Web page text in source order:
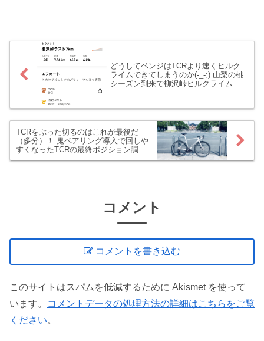
どうしてベンジはTCRより速くヒルク
ライムできてしまうのか(-_-;) 山梨の桃
シーズン到来で柳沢峠ヒルクライムの
TCRをぶった切るのはこれが最後だ
（多分）！ 鬼ベアリング導入で回しや
すくなったTCRの最終ポジション調整
を実施します(｀･ω･´)
コメント
コメントを書き込む
このサイトはスパムを低減するために Akismet を使って
います。
コメントデータの処理方法の詳細はこちらをご覧
ください。